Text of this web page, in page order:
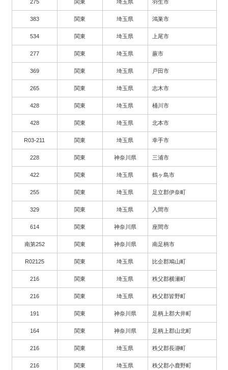
275 関東 埼玉県 羽生市
383 関東 埼玉県 鴻巣市
534 関東 埼玉県 上尾市
277 関東 埼玉県 蕨市
369 関東 埼玉県 戸田市
265 関東 埼玉県 志木市
428 関東 埼玉県 桶川市
428 関東 埼玉県 北本市
R03-211 関東 埼玉県 幸手市
228 関東 神奈川県 三浦市
422 関東 埼玉県 鶴ヶ島市
255 関東 埼玉県 足立郡伊奈町
329 関東 埼玉県 入間市
614 関東 神奈川県 座間市
南第252 関東 神奈川県 南足柄市
R02125 関東 埼玉県 比企郡鳩山町
216 関東 埼玉県 秩父郡横瀬町
216 関東 埼玉県 秩父郡皆野町
191 関東 神奈川県 足柄上郡大井町
164 関東 神奈川県 足柄上郡山北町
216 関東 埼玉県 秩父郡長瀞町
216 関東 埼玉県 秩父郡小鹿野町